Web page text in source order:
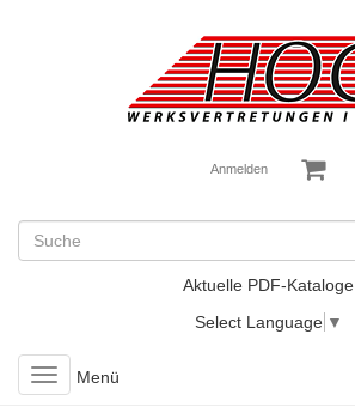
Anmelden
Aktuelle PDF-Kataloge
Select Language ▼
Toggle
navigation
Menü